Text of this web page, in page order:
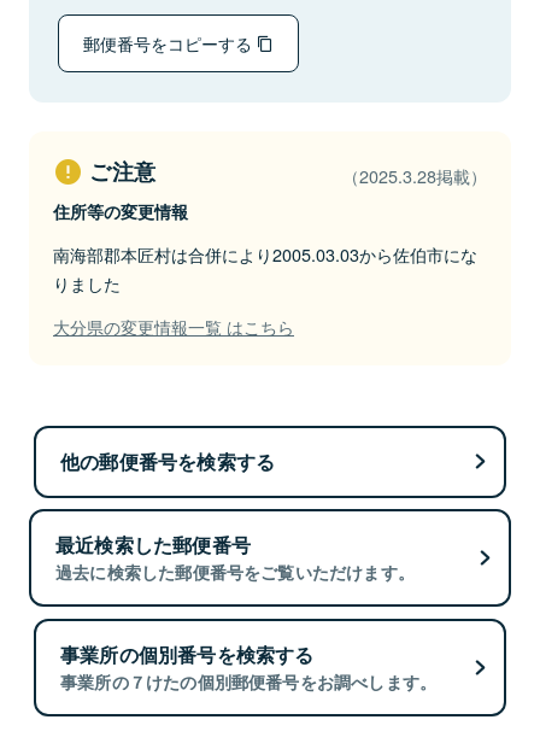
郵便番号をコピーする
ご注意 （2025.3.28掲載）
住所等の変更情報
南海部郡本匠村は合併により2005.03.03から佐伯市にな
りました
大分県の変更情報一覧 はこちら
他の郵便番号を検索する
最近検索した郵便番号
過去に検索した郵便番号をご覧いただけます。
事業所の個別番号を検索する
事業所の７けたの個別郵便番号をお調べします。